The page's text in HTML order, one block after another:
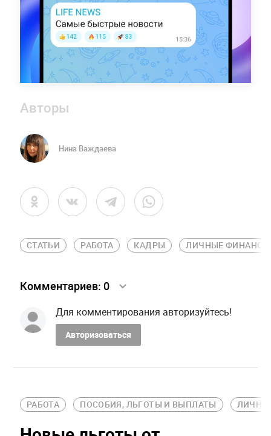
Авторы
Нина Важдаева
СТАТЬИ РАБОТА КАДРЫ ЛИЧНЫЕ ФИНАНСЫ
Комментариев: 0
Для комментирования авторизуйтесь!
Авторизоваться
РАБОТА ПОСОБИЯ, ЛЬГОТЫ И ВЫПЛАТЫ